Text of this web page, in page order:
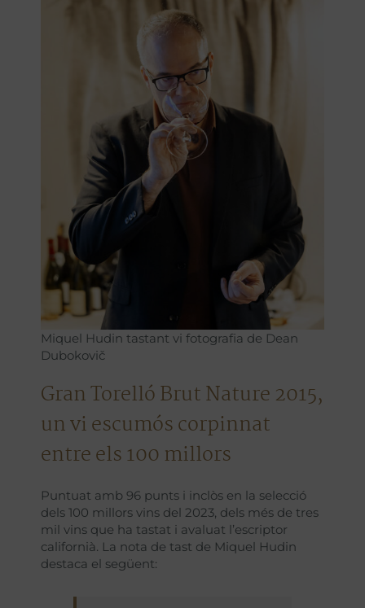
Miquel Hudin tastant vi fotografia de Dean
Dubokovič
Gran Torelló Brut Nature 2015,
un vi escumós corpinnat
entre els 100 millors
Puntuat amb 96 punts i inclòs en la selecció
dels 100 millors vins del 2023, dels més de tres
mil vins que ha tastat i avaluat l’escriptor
californià. La nota de tast de Miquel Hudin
destaca el següent: